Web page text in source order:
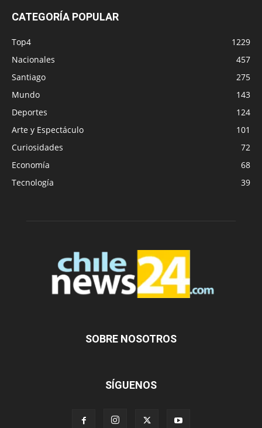
CATEGORÍA POPULAR
Top4
1229
Nacionales
457
Santiago
275
Mundo
143
Deportes
124
Arte y Espectáculo
101
Curiosidades
72
Economía
68
Tecnología
39
SOBRE NOSOTROS
SÍGUENOS